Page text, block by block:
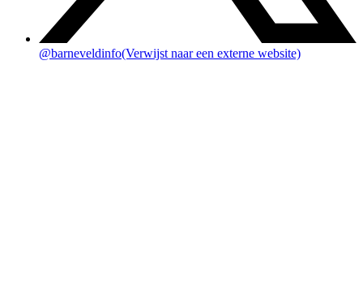
@barneveldinfo(Verwijst naar een externe website)